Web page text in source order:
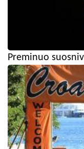
Preminuo